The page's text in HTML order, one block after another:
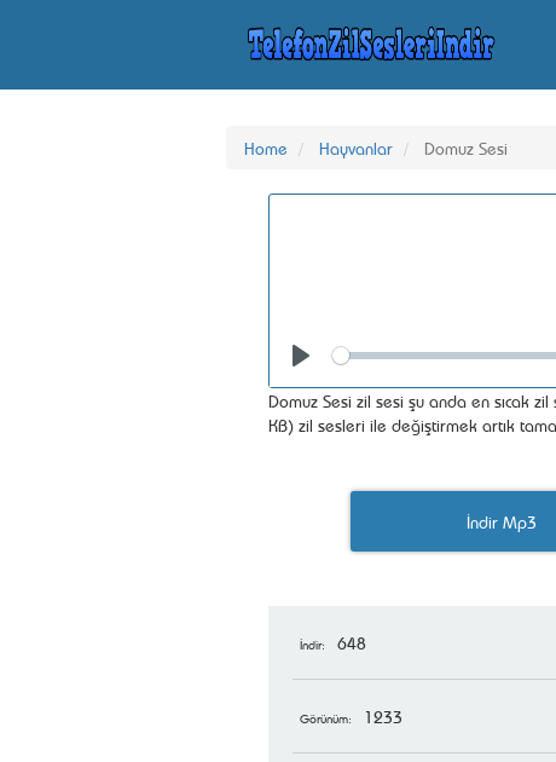
Home Hayvanlar Domuz Sesi
Seek
Domuz Sesi zil sesi şu anda en sıcak
KB) zil sesleri ile değiştirmek artık
İndir Mp3
İndir: 648
Görünüm: 1233